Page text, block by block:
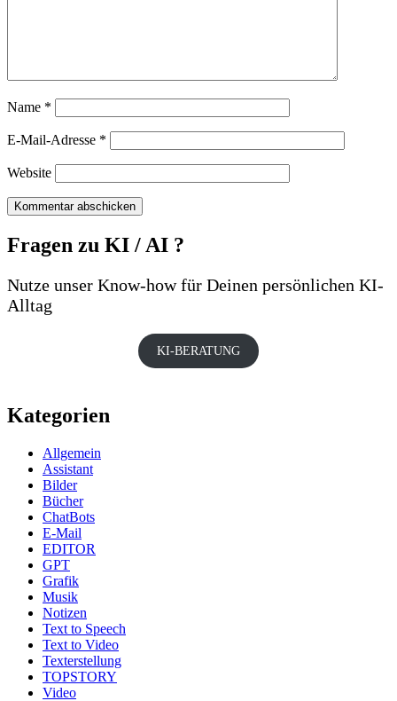
Name *
E-Mail-Adresse *
Website
Fragen zu KI / AI ?
Nutze unser Know-how für Deinen persönlichen KI-
Alltag
KI-BERATUNG
Kategorien
Allgemein
Assistant
Bilder
Bücher
ChatBots
E-Mail
EDITOR
GPT
Grafik
Musik
Notizen
Text to Speech
Text to Video
Texterstellung
TOPSTORY
Video